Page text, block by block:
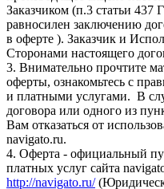
Заказчиком (п.3 статьи
равносилен заключению
в оферте ). Заказчик и
Сторонами настоящего
3. Внимательно прочтите
оферты, ознакомьтесь с
и платными услугами. В
договора или одного из
Вам отказаться от
navigato.ru.
4. Оферта - официальный
платных услуг сайта
http://navigato.ru/